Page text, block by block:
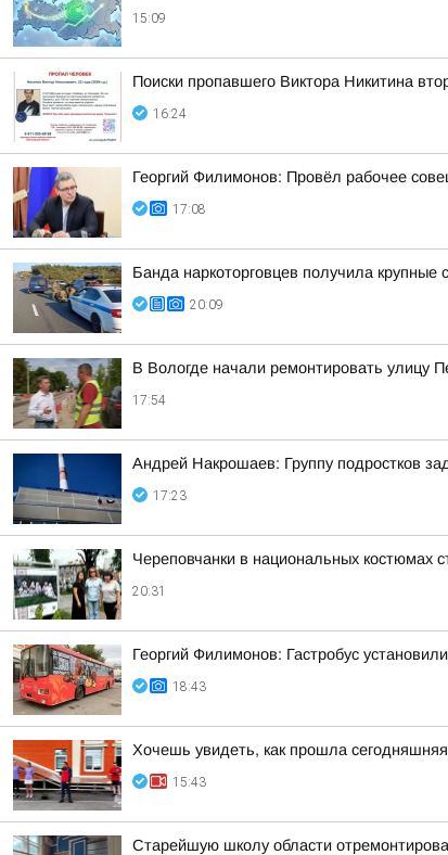
15:09
Поиски пропавшего Виктора Никитина
16:24
Георгий Филимонов: Провёл рабочее
17:08
Банда наркоторговцев получила крупные
20:09
В Вологде начали ремонтировать улицу
17:54
Андрей Накрошаев: Группу подростков
17:23
Череповчанки в национальных костюмах
20:31
Георгий Филимонов: Гастробус
18:43
Хочешь увидеть, как прошла
15:43
Старейшую школу области